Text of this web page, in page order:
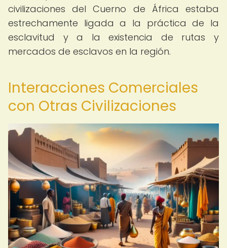
civilizaciones del Cuerno de África estaba
estrechamente ligada a la práctica de la
esclavitud y a la existencia de rutas y
mercados de esclavos en la región.
Interacciones Comerciales
con Otras Civilizaciones